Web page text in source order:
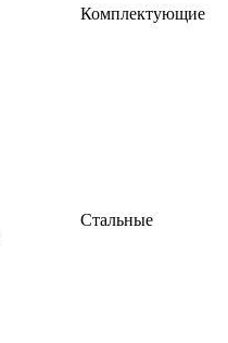
Комплектующие
Стальные